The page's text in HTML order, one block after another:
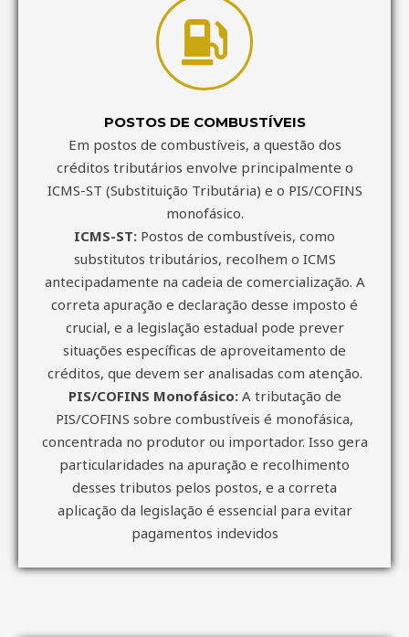
POSTOS DE COMBUSTÍVEIS
Em postos de combustíveis, a questão dos
créditos tributários envolve principalmente o
ICMS-ST (Substituição Tributária) e o PIS/COFINS
monofásico.
ICMS-ST: Postos de combustíveis, como
substitutos tributários, recolhem o ICMS
antecipadamente na cadeia de comercialização. A
correta apuração e declaração desse imposto é
crucial, e a legislação estadual pode prever
situações específicas de aproveitamento de
créditos, que devem ser analisadas com atenção.
PIS/COFINS Monofásico:A tributação de
PIS/COFINS sobre combustíveis é monofásica,
concentrada no produtor ou importador. Isso gera
particularidades na apuração e recolhimento
desses tributos pelos postos, e a correta
aplicação da legislação é essencial para evitar
pagamentos indevidos